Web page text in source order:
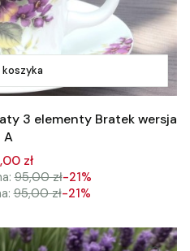
koszyka
3 elementy Bratek wersja
A
zł
95,00 zł-21%
95,00 zł-21%